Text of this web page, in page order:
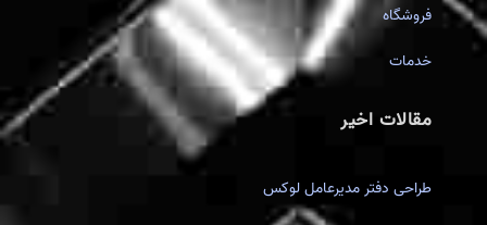
فروشگاه
خدمات
مقالات اخیر
طراحی دفتر مدیرعامل لوکس